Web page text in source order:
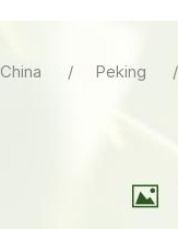
China Peking